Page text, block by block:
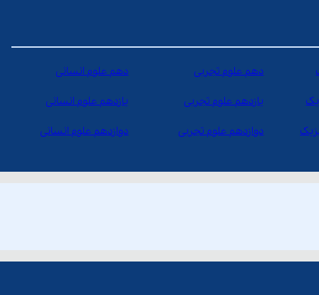
دهم علوم تجربی دهم علوم انسانی
یازدهم علوم تجربی یازدهم علوم انسانی
دوازدهم علوم تجربی دوازدهم علوم انسانی